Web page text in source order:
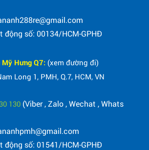
động số: 00134/HCM-GPHĐ
Mỹ Hưng Q7: (xem đường đi)
Long 1, PMH, Q.7, HCM, VN
130 (Viber , Zalo , Wechat , Whats
động số: 01541/HCM-GPHĐ